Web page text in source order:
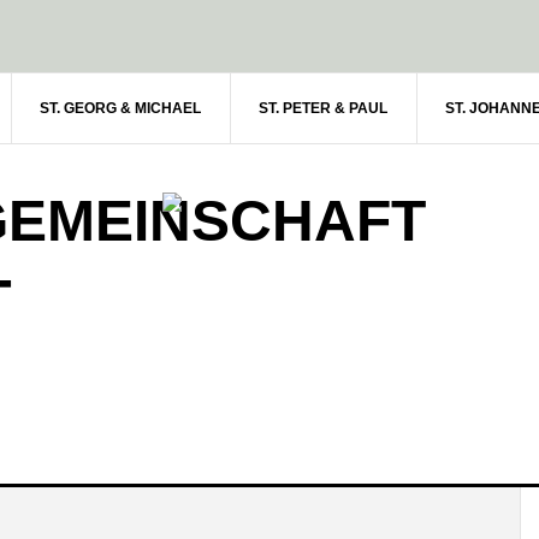
ST. GEORG & MICHAEL ST. PETER & PAUL ST.